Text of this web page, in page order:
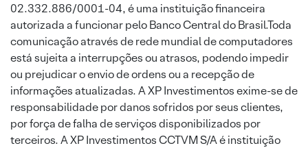
02.332.886/0001-04, é uma instituição financeira
autorizada a funcionar pelo Banco Central do Brasil.Toda
comunicação através de rede mundial de computadores
está sujeita a interrupções ou atrasos, podendo impedir
ou prejudicar o envio de ordens ou a recepção de
informações atualizadas. A XP Investimentos exime-se de
responsabilidade por danos sofridos por seus clientes,
por força de falha de serviços disponibilizados por
terceiros. A XP Investimentos CCTVM S/A é instituição